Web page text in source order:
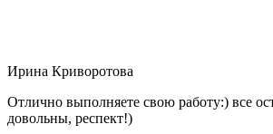
Ирина Криворотова
Отлично выполняете свою работу:) все
довольны, респект!)